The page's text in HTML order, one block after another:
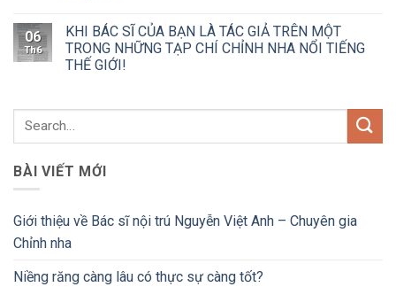
06
Th6
KHI BÁC SĨ CỦA BẠN LÀ TÁC GIẢ TRÊN MỘT
TRONG NHỮNG TẠP CHÍ CHỈNH NHA NỔI TIẾNG
THẾ GIỚI!
BÀI VIẾT MỚI
Giới thiệu về Bác sĩ nội trú Nguyễn Việt Anh – Chuyên gia
Chỉnh nha
Niềng răng càng lâu có thực sự càng tốt?